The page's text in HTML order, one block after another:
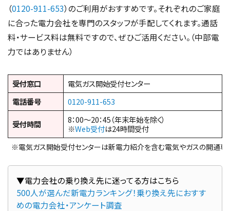
（0120-911-653）のご利用がおすすめです。それぞれのご家庭
に合った電力会社を専門のスタッフが手配してくれます。通話
料・サービス料は無料ですので、ぜひご活用ください。（中部電
力ではありません）
受付窓口
電気ガス開始受付センター
電話番号
0120-911-653
受付時間
8：00～20：45（年末年始を除く）
※Web受付は24時間受付
※電気ガス開始受付センターは新電力紹介を含む電気やガスの開通専
500人が選んだ新電力ランキング！乗り換え先におすす
めの電力会社・アンケート調査